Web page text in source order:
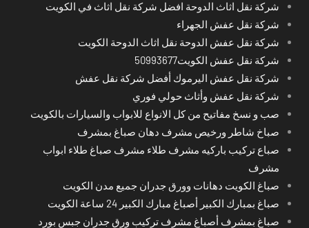
شركة نقل اثاث الدوحة افضل شركة نقل اثاث في الكويت
شركة نقل عفش الجهراء
شركة نقل عفش الدوحة نقل اثاث الدوحة الكويت
شركة نقل عفش الكويت50993677
شركة نقل عفش اليرموك أفضل شركة نقل عفش
شركة نقل عفش وأثاث حولي فوري
صب و نسخ مفاتيح من كل الانواع للابواب والسيارات بالكويت
صباخ شاطر ورخيص مشرف دهان صباغ بمشرف
صباع تركيب باركيه مشرف طلاء مشرف صباغ طلاء ابواب
مشرف
صباغ الكويت دهانات وورق جدران جميع مدن الكويت
صباغ بمبارك الكبير أصباغ مبارك الكبير 24 ساعة الكويت
صباغ بمشرف أصباغ مشرف تركيب ورق جدران جبس بورد